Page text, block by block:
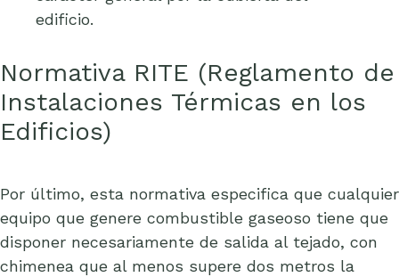
edificio.
Normativa RITE (Reglamento de
Instalaciones Térmicas en los
Edificios)
Por último, esta normativa especifica que cualquier
equipo que genere combustible gaseoso tiene que
disponer necesariamente de salida al tejado, con
chimenea que al menos supere dos metros la